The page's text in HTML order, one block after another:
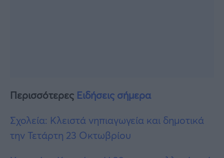
Περισσότερες Ειδήσεις σήμερα
Σχολεία: Κλειστά νηπιαγωγεία και δημοτικά
την Τετάρτη 23 Οκτωβρίου